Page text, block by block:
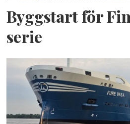
Byggstart för
serie